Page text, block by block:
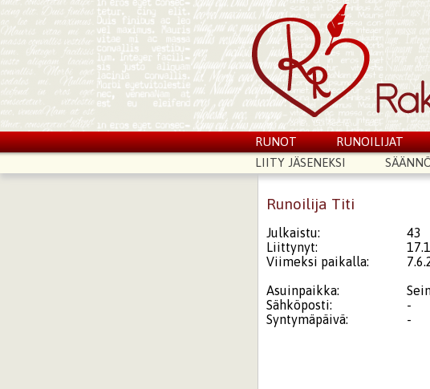
RUNOT RUNOILIJAT
LIITY JÄSENEKSI
Runoilija Titi
Julkaistu:
43
Liittynyt:
Viimeksi paikalla:
Asuinpaikka:
Sähköposti:
-
Syntymäpäivä:
-